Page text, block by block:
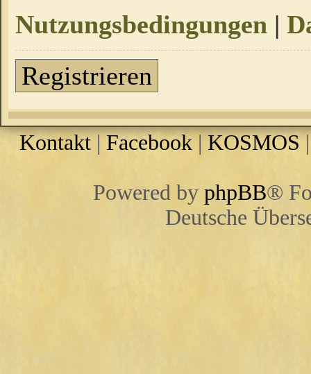
Nutzungsbedingungen |
Registrieren
Kontakt | Facebook |KOSMOS
Powered by phpBB®
Deutsche